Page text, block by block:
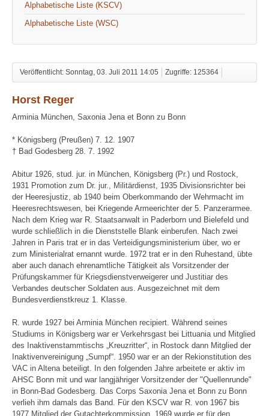
Alphabetische Liste (KSCV)
Alphabetische Liste (WSC)
Veröffentlicht: Sonntag, 03. Juli 2011 14:05 Zugriffe: 125364
Horst Reger
Arminia München, Saxonia Jena et Bonn zu Bonn
* Königsberg (Preußen) 7. 12. 1907
† Bad Godesberg 28. 7. 1992
Abitur 1926, stud. jur. in München, Königsberg (Pr.) und Rostock,
1931 Promotion zum Dr. jur., Militärdienst, 1935 Divisionsrichter bei
der Heeresjustiz, ab 1940 beim Oberkommando der Wehrmacht im
Heeresrechtswesen, bei Kriegende Armeerichter der 5. Panzerarmee.
Nach dem Krieg war R. Staatsanwalt in Paderborn und Bielefeld und
wurde schließlich in die Dienststelle Blank einberufen. Nach zwei
Jahren in Paris trat er in das Verteidigungsministerium über, wo er
zum Ministerialrat ernannt wurde. 1972 trat er in den Ruhestand, übte
aber auch danach ehrenamtliche Tätigkeit als Vorsitzender der
Prüfungskammer für Kriegsdienstverweigerer und Justitiar des
Verbandes deutscher Soldaten aus. Ausgezeichnet mit dem
Bundesverdienstkreuz 1. Klasse.
R. wurde 1927 bei Arminia München recipiert. Während seines
Studiums in Königsberg war er Verkehrsgast bei Littuania und Mitglied
des Inaktivenstammtischs „Kreuzritter“, in Rostock dann Mitglied der
Inaktivenvereinigung „Sumpf“. 1950 war er an der Rekionstitution des
VAC in Altena beteiligt. In den folgenden Jahre arbeitete er aktiv im
AHSC Bonn mit und war langjähriger Vorsitzender der "Quellenrunde"
in Bonn-Bad Godesberg. Das Corps Saxonia Jena et Bonn zu Bonn
verlieh ihm damals das Band. Für den KSCV war R. von 1967 bis
1977 Mitglied der Gutachterkommission. 1969 wurde er für den